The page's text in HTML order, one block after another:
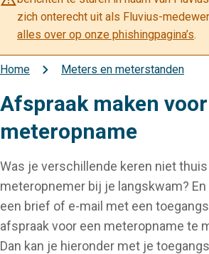
zich onterecht uit als Fluvius-
alles over op onze phishingpagina’s.
Kruimelpad
Home Meters en meterstanden
Afspraak maken
meteropname
Was je verschillende keren niet
meteropnemer bij je langskwam?
een brief of e-mail met een
afspraak voor een meteropname te
Dan kan je hieronder met je